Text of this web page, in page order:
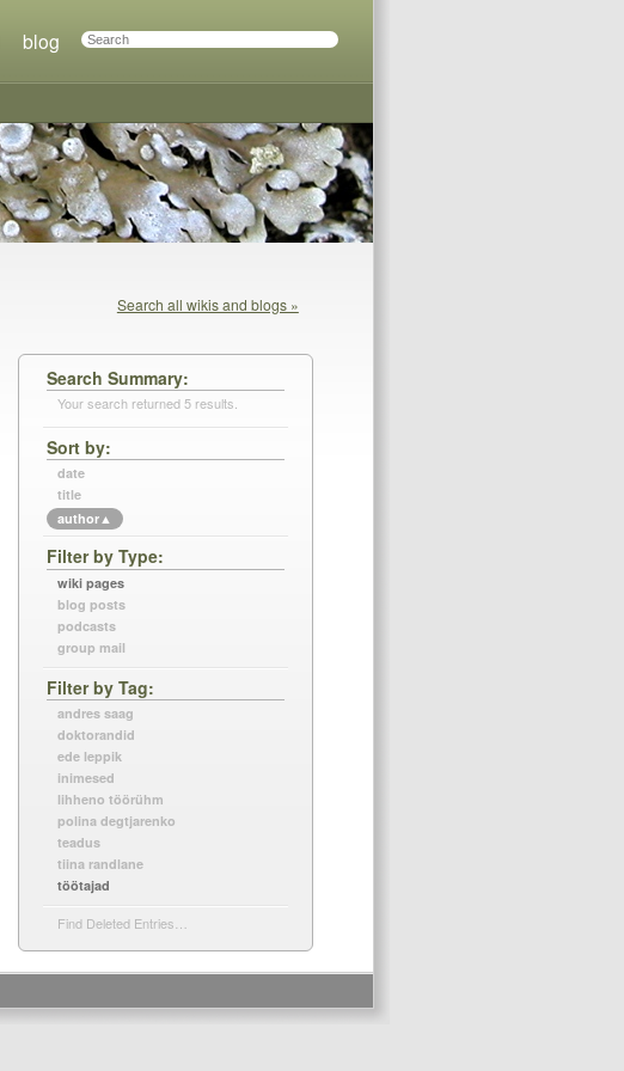
blog
Search all wikis and blogs »
Search Summary
Your search returned 5 results.
Sort by
date
title
author▲
Filter by Type
wiki pages
blog posts
podcasts
group mail
Filter by Tag
andres saag
doktorandid
ede leppik
inimesed
lihheno töörühm
polina degtjarenko
teadus
tiina randlane
töötajad
Find Deleted Entries…